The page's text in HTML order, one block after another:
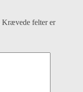
Krævede felter er